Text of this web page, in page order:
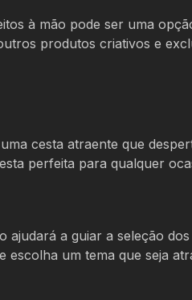
à mão pode ser uma
produtos criativos e
cesta atraente que
perfeita para qualquer
ajudará a guiar a seleção
escolha um tema que seja